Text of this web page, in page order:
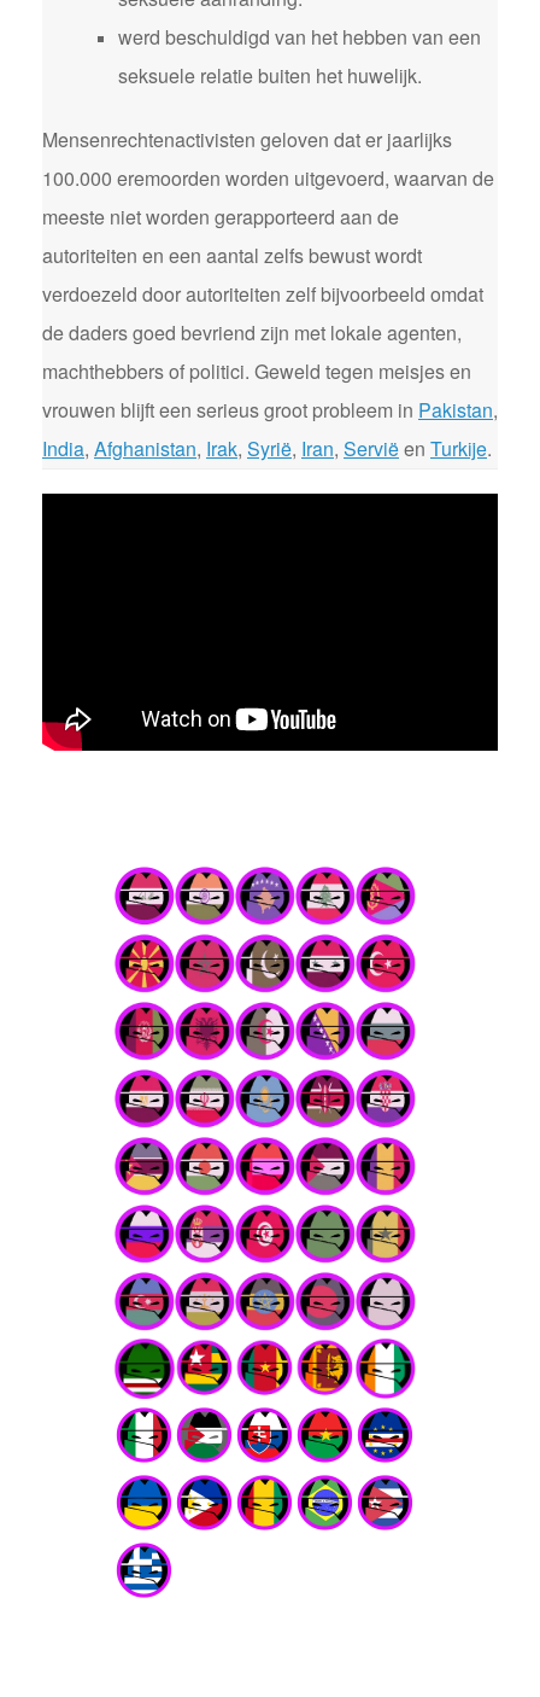
werd beschuldigd van het hebben van een
seksuele relatie buiten het huwelijk.
Mensenrechtenactivisten geloven dat er jaarlijks
100.000 eremoorden worden uitgevoerd, waarvan de
meeste niet worden gerapporteerd aan de
autoriteiten en een aantal zelfs bewust wordt
verdoezeld door autoriteiten zelf bijvoorbeeld omdat
de daders goed bevriend zijn met lokale agenten,
machthebbers of politici. Geweld tegen meisjes en
vrouwen blijft een serieus groot probleem in Pakistan,
India, Afghanistan, Irak, Syrië, Iran, Serviëen Turkije.